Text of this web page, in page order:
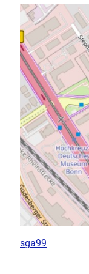
sga99